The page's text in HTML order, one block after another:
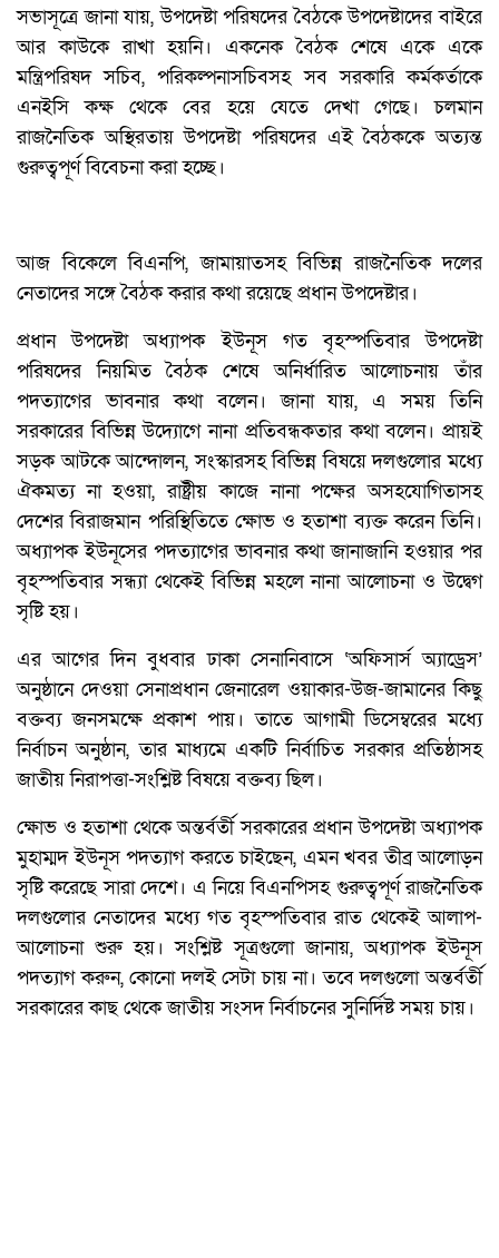
সভাসূত্রে জানা যায়, উপদেষ্টা পরিষদের বৈঠকে উপদেষ্টাদের বাইরে
আর কাউকে রাখা হয়নি। একনেক বৈঠক শেষে একে একে
মন্ত্রিপরিষদ সচিব, পরিকল্পনাসচিবসহ সব সরকারি কর্মকর্তাকে
এনইসি কক্ষ থেকে বের হয়ে যেতে দেখা গেছে। চলমান
রাজনৈতিক অস্থিরতায় উপদেষ্টা পরিষদের এই বৈঠককে অত্যন্ত
গুরুত্বপূর্ণ বিবেচনা করা হচ্ছে।
আজ বিকেলে বিএনপি, জামায়াতসহ বিভিন্ন রাজনৈতিক দলের
নেতাদের সঙ্গে বৈঠক করার কথা রয়েছে প্রধান উপদেষ্টার।
প্রধান উপদেষ্টা অধ্যাপক ইউনূস গত বৃহস্পতিবার উপদেষ্টা
পরিষদের নিয়মিত বৈঠক শেষে অনির্ধারিত আলোচনায় তাঁর
পদত্যাগের ভাবনার কথা বলেন। জানা যায়, এ সময় তিনি
সরকারের বিভিন্ন উদ্যোগে নানা প্রতিবন্ধকতার কথা বলেন। প্রায়ই
সড়ক আটকে আন্দোলন, সংস্কারসহ বিভিন্ন বিষয়ে দলগুলোর মধ্যে
ঐকমত্য না হওয়া, রাষ্ট্রীয় কাজে নানা পক্ষের অসহযোগিতাসহ
দেশের বিরাজমান পরিস্থিতিতে ক্ষোভ ও হতাশা ব্যক্ত করেন তিনি।
অধ্যাপক ইউনূসের পদত্যাগের ভাবনার কথা জানাজানি হওয়ার পর
বৃহস্পতিবার সন্ধ্যা থেকেই বিভিন্ন মহলে নানা আলোচনা ও উদ্বেগ
সৃষ্টি হয়।
এর আগের দিন বুধবার ঢাকা সেনানিবাসে ‘অফিসার্স অ্যাড্রেস’
অনুষ্ঠানে দেওয়া সেনাপ্রধান জেনারেল ওয়াকার-উজ-জামানের কিছু
বক্তব্য জনসমক্ষে প্রকাশ পায়। তাতে আগামী ডিসেম্বরের মধ্যে
নির্বাচন অনুষ্ঠান, তার মাধ্যমে একটি নির্বাচিত সরকার প্রতিষ্ঠাসহ
জাতীয় নিরাপত্তা-সংশ্লিষ্ট বিষয়ে বক্তব্য ছিল।
ক্ষোভ ও হতাশা থেকে অন্তর্বর্তী সরকারের প্রধান উপদেষ্টা অধ্যাপক
মুহাম্মদ ইউনূস পদত্যাগ করতে চাইছেন, এমন খবর তীব্র আলোড়ন
সৃষ্টি করেছে সারা দেশে। এ নিয়ে বিএনপিসহ গুরুত্বপূর্ণ রাজনৈতিক
দলগুলোর নেতাদের মধ্যে গত বৃহস্পতিবার রাত থেকেই আলাপ-
আলোচনা শুরু হয়। সংশ্লিষ্ট সূত্রগুলো জানায়, অধ্যাপক ইউনূস
পদত্যাগ করুন, কোনো দলই সেটা চায় না। তবে দলগুলো অন্তর্বর্তী
সরকারের কাছ থেকে জাতীয় সংসদ নির্বাচনের সুনির্দিষ্ট সময় চায়।